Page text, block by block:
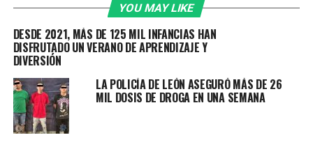
La presidenta municipal, Ale Gutiérrez, dialogó con las y
los servidores públicos y reiteró que se seguirá
brindando las herramientas necesarias para fortalecer
su labor y asegurar que ninguna persona se quede sin
respuesta.
“Quienes formamos parte del Gobierno tenemos el
privilegio, pero también el gran compromiso de
YOU MAY LIKE
DESDE 2021, MÁS DE 125 MIL INFANCIAS HAN
DISFRUTADO UN VERANO DE APRENDIZAJE Y
DIVERSIÓN
LA POLICÍA DE LEÓN ASEGURÓ MÁS DE 26
MIL DOSIS DE DROGA EN UNA SEMANA